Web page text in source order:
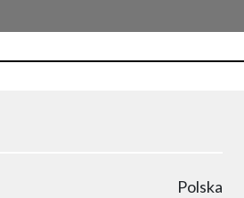
Polska